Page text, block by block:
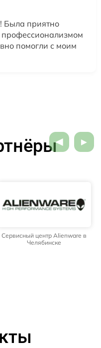
Была приятно
помогли с моим
Сервисный центр Alienware в
Челябинске